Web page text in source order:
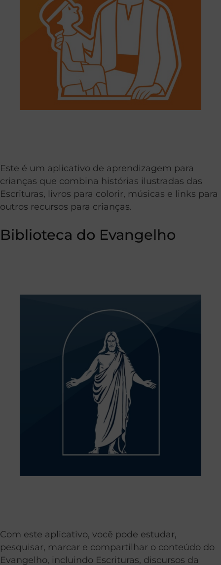
Este é um aplicativo de aprendizagem para
crianças que combina histórias ilustradas das
Escrituras, livros para colorir, músicas e links para
outros recursos para crianças.
Biblioteca do Evangelho
Com este aplicativo, você pode estudar,
pesquisar, marcar e compartilhar o conteúdo do
Evangelho, incluindo Escrituras, discursos da